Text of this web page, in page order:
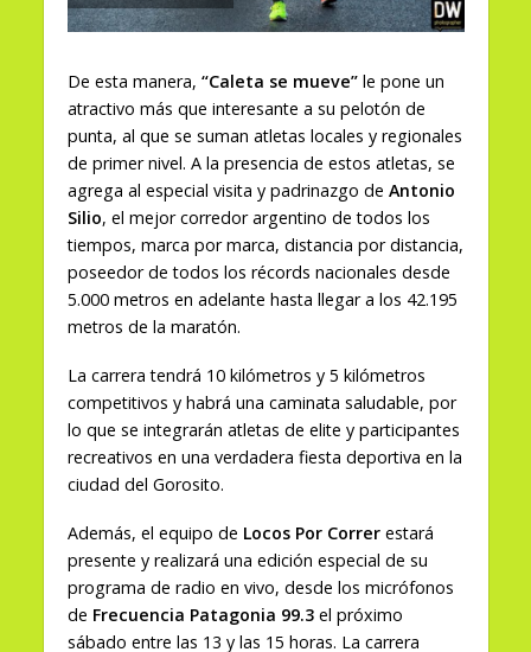
De esta manera, “Caleta se mueve”le pone un
atractivo más que interesante a su pelotón de
punta, al que se suman atletas locales y regionales
de primer nivel. A la presencia de estos atletas, se
agrega al especial visita y padrinazgo de Antonio
Silio, el mejor corredor argentino de todos los
tiempos, marca por marca, distancia por distancia,
poseedor de todos los récords nacionales desde
5.000 metros en adelante hasta llegar a los 42.195
metros de la maratón.
La carrera tendrá 10 kilómetros y 5 kilómetros
competitivos y habrá una caminata saludable, por
lo que se integrarán atletas de elite y participantes
recreativos en una verdadera fiesta deportiva en la
ciudad del Gorosito.
Además, el equipo de Locos Por Correrestará
presente y realizará una edición especial de su
programa de radio en vivo, desde los micrófonos
de Frecuencia Patagonia 99.3el próximo
sábado entre las 13 y las 15 horas. La carrera